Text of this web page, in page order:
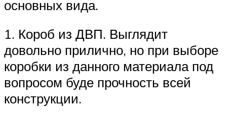
основных вида.
1. Короб из ДВП. Выглядит
довольно прилично, но при выборе
коробки из данного материала под
вопросом буде прочность всей
конструкции.